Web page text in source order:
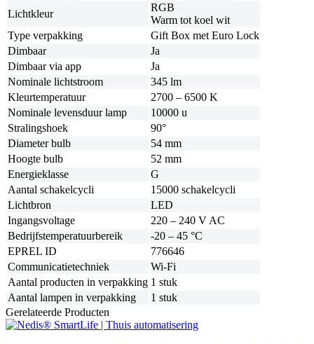
Lichtkleur
RGB
Warm tot koel wit
Type verpakking
Gift Box met Euro Lock
Dimbaar
Ja
Dimbaar via app
Ja
Nominale lichtstroom
345 lm
Kleurtemperatuur
2700 – 6500 K
Nominale levensduur lamp
10000 u
Stralingshoek
90°
Diameter bulb
54 mm
Hoogte bulb
52 mm
Energieklasse
G
Aantal schakelcycli
15000 schakelcycli
Lichtbron
LED
Ingangsvoltage
220 – 240 V AC
Bedrijfstemperatuurbereik
-20 – 45 °C
EPREL ID
776646
Communicatietechniek
Wi‑Fi
Aantal producten in verpakking 1 stuk
Aantal lampen in verpakking
1 stuk
Gerelateerde Producten